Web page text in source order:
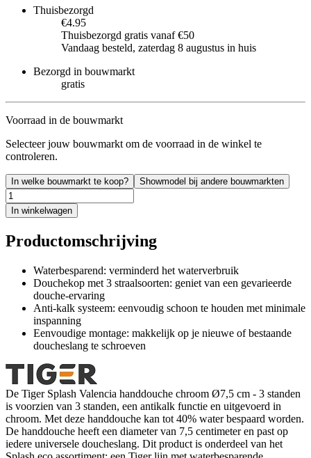
Thuisbezorgd
€4.95
Thuisbezorgd gratis vanaf €50
Vandaag besteld, zaterdag 8 augustus in huis
Bezorgd in bouwmarkt
gratis
Voorraad in de bouwmarkt
Selecteer jouw bouwmarkt om de voorraad in de winkel te
controleren.
In welke bouwmarkt te koop? Showmodel bij andere bouwmarkten
In winkelwagen
Productomschrijving
Waterbesparend: verminderd het waterverbruik
Douchekop met 3 straalsoorten: geniet van een gevarieerde
douche-ervaring
Anti-kalk systeem: eenvoudig schoon te houden met minimale
inspanning
Eenvoudige montage: makkelijk op je nieuwe of bestaande
doucheslang te schroeven
De Tiger Splash Valencia handdouche chroom Ø7,5 cm - 3 standen
is voorzien van 3 standen, een antikalk functie en uitgevoerd in
chroom. Met deze handdouche kan tot 40% water bespaard worden.
De handdouche heeft een diameter van 7,5 centimeter en past op
iedere universele doucheslang. Dit product is onderdeel van het